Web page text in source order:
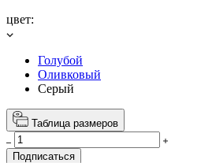
цвет:
Голубой
Оливковый
Серый
Таблица размеров
Подписаться